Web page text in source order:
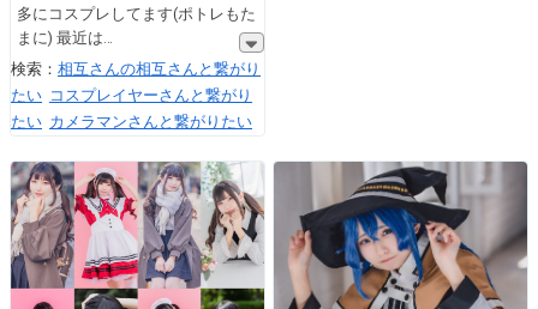
多にコスプレしてます(ポトレもた
まに) 最近は
検索： 相互さんの相互さんと繋がり
たい コスプレイヤーさんと繋がり
たい カメラマンさんと繋がりたい